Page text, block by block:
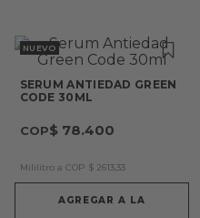
NUEVO
SERUM ANTIEDAD GREEN
CODE 30ML
$ 78.400
Mililitro a COP $ 2613,33
AGREGAR A LA